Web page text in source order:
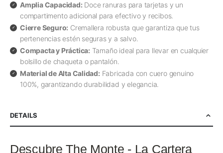
Amplia Capacidad: Doce ranuras para tarjetas y un
compartimento adicional para efectivo y recibos.
Cierre Seguro: Cremallera robusta que garantiza que tus
pertenencias estén seguras y a salvo.
Compacta y Práctica: Tamaño ideal para llevar en cualquier
bolsillo de chaqueta o pantalón.
Material de Alta Calidad: Fabricada con cuero genuino
100%, garantizando durabilidad y elegancia.
DETAILS
Descubre The Monte - La Cartera